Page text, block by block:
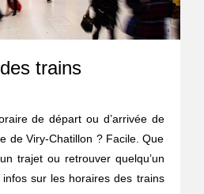
trains
de départ ou d’arrivée de
de Viry-Chatillon ? Facile. Que
trajet ou retrouver quelqu’un
sur les horaires des trains